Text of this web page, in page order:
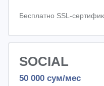
Бесплатно SSL-
SOCIAL
50 000 сум/мес